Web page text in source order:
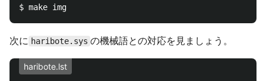
次に haribote.sys の機械語との対応を見ましょう。
haribote.lst